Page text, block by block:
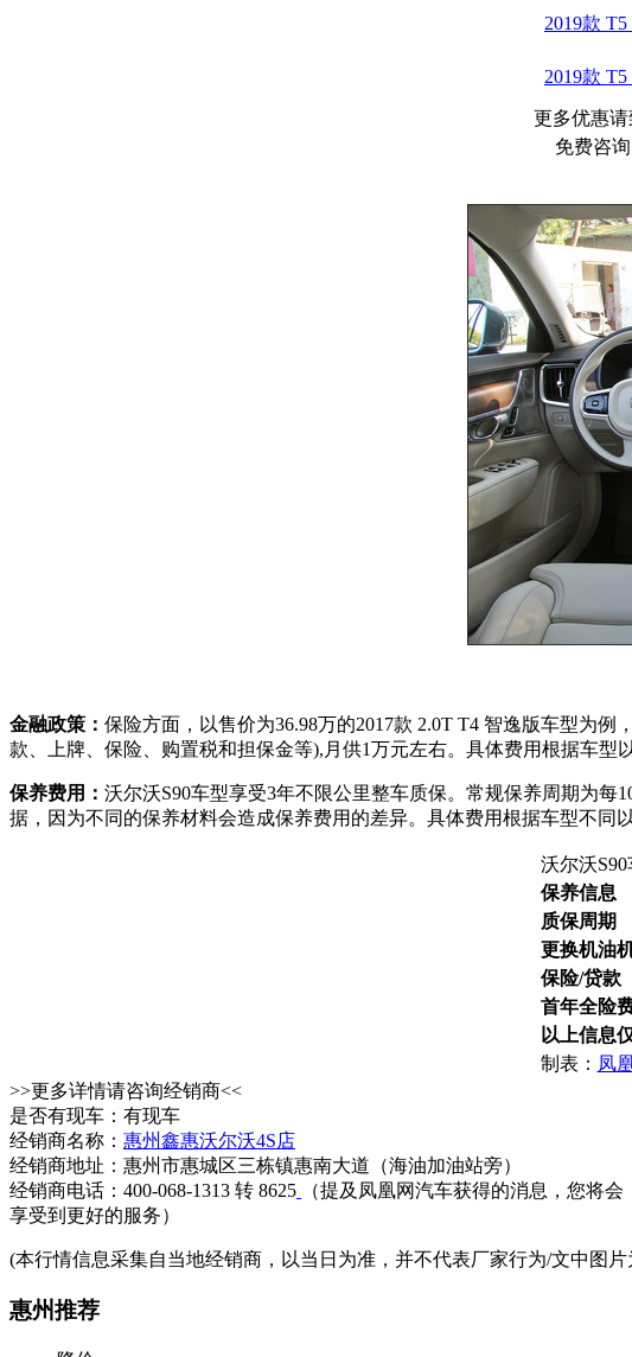
2019款
2019款
更多优惠
免费咨
金融政策： 保险方面，以售价为36.98万的2017款 2.0T T4 智逸版车型为
款、上牌、保险、购置税和担保金等),月供1万元左右。具体费用根据车型
保养费用： 沃尔沃S90车型享受3年不限公里整车质保。常规保养周期为每
据，因为不同的保养材料会造成保养费用的差异。具体费用根据车型不同
沃尔沃
保养信息
质保周期
更换机油
保险/贷款
首年全险
以上信息
制表： 凤
>>更多详情请咨询经销商<<
是否有现车：有现车
经销商名称： 惠州鑫惠沃尔沃4S店
经销商地址：惠州市惠城区三栋镇惠南大道（海油加油站旁）
经销商电话：400-068-1313 转 8625
（提及凤凰网汽车获得的消息，您将会
享受到更好的服务）
(本行情信息采集自当地经销商，以当日为准，并不代表厂家行为/文中图
惠州推荐